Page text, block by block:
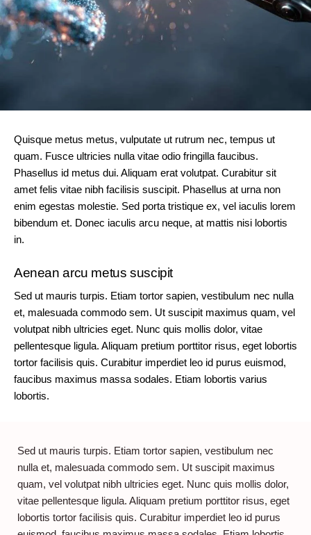
Quisque metus metus, vulputate ut rutrum nec, tempus ut
quam. Fusce ultricies nulla vitae odio fringilla faucibus.
Phasellus id metus dui. Aliquam erat volutpat. Curabitur sit
amet felis vitae nibh facilisis suscipit. Phasellus at urna non
enim egestas molestie. Sed porta tristique ex, vel iaculis lorem
bibendum et. Donec iaculis arcu neque, at mattis nisi lobortis
in.
Aenean arcu metus suscipit
Sed ut mauris turpis. Etiam tortor sapien, vestibulum nec nulla
et, malesuada commodo sem. Ut suscipit maximus quam, vel
volutpat nibh ultricies eget. Nunc quis mollis dolor, vitae
pellentesque ligula. Aliquam pretium porttitor risus, eget lobortis
tortor facilisis quis. Curabitur imperdiet leo id purus euismod,
faucibus maximus massa sodales. Etiam lobortis varius
lobortis.
Sed ut mauris turpis. Etiam tortor sapien, vestibulum nec
nulla et, malesuada commodo sem. Ut suscipit maximus
quam, vel volutpat nibh ultricies eget. Nunc quis mollis dolor,
vitae pellentesque ligula. Aliquam pretium porttitor risus, eget
lobortis tortor facilisis quis. Curabitur imperdiet leo id purus